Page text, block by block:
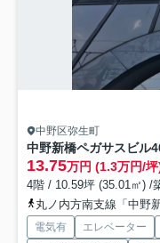
中野区弥生町
中野新橋ペガサスビル
13.75万円 (1.3万円/坪
4階 / 10.59坪 (35.01㎡) /
丸ノ内方南支線「中野
電気有 エレベーター